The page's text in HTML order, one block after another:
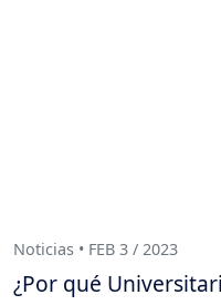
Noticias • FEB 3 / 2023
¿Por qué